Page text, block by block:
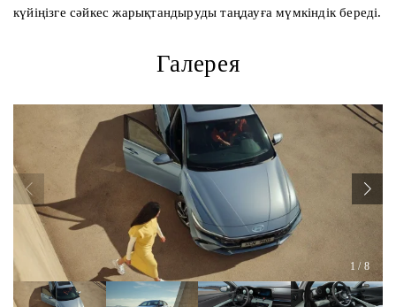
күйіңізге сәйкес жарықтандыруды таңдауға мүмкіндік береді.
Галерея
1 / 8